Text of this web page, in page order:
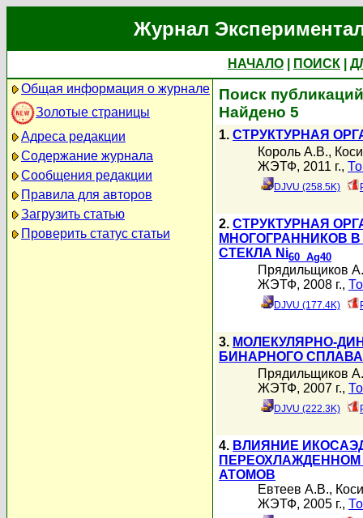
Журнал
НАЧАЛО ПОИСК
Общая информация о журнале
Золотые страницы
Адреса редакции
Содержание журнала
Сообщения редакции
Правила для авторов
Загрузить статью
Проверить статус статьи
Поиск
Найдено 5
1. СТРУКТУРНАЯ
Король А.В.,
ЖЭТФ, 2011 г.,
DJVU (258.5K)
2. СТРУКТУРНАЯ
МНОГОГРАННИКОВ
СТЕКЛА Ni60 Ag40
Прядильщиков
ЖЭТФ, 2008 г.,
DJVU (177.4K)
3. МОЛЕКУЛЯРНО-
БИНАРНОГО СПЛАВА
Прядильщиков
ЖЭТФ, 2007 г.,
DJVU (222.3K)
4. ВЛИЯНИЕ
АТОМОВ
Евтеев А.В.,
ЖЭТФ, 2005 г.,